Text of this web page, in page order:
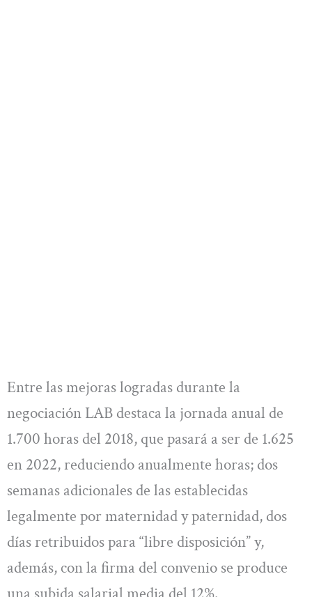
Entre las mejoras logradas durante la
negociación LAB destaca la jornada anual de
1.700 horas del 2018, que pasará a ser de 1.625
en 2022, reduciendo anualmente horas; dos
semanas adicionales de las establecidas
legalmente por maternidad y paternidad, dos
días retribuidos para “libre disposición” y,
además, con la firma del convenio se produce